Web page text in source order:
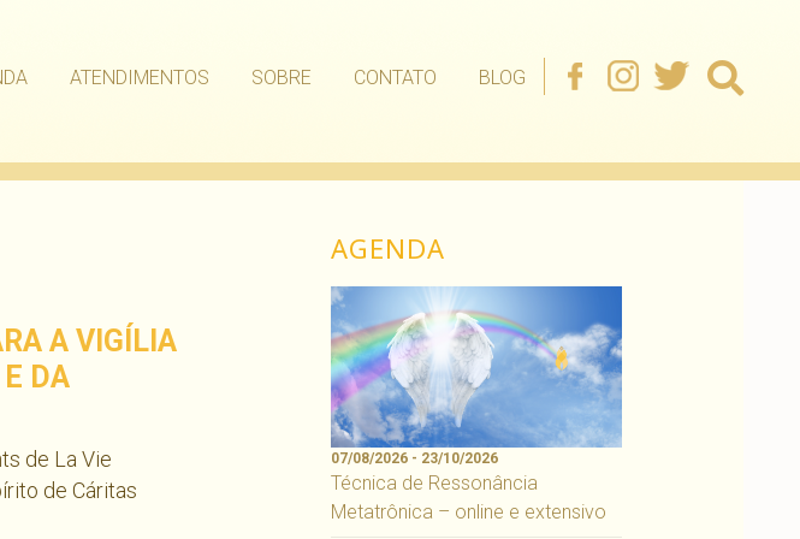
ATENDIMENTOS SOBRE CONTATO BLOG
A VIGÍLIA
DA
de La Vie
de Cáritas
AGENDA
07/08/2026 - 23/10/2026
Técnica de Ressonância
Metatrônica – online e extensivo